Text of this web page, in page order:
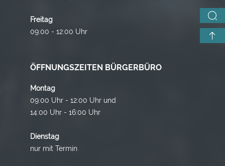
Freitag
09:00 - 12:00 Uhr
ÖFFNUNGSZEITEN BÜRGERBÜRO
Montag
09:00 Uhr - 12:00 Uhr und
14:00 Uhr - 16:00 Uhr
Dienstag
nur mit Termin